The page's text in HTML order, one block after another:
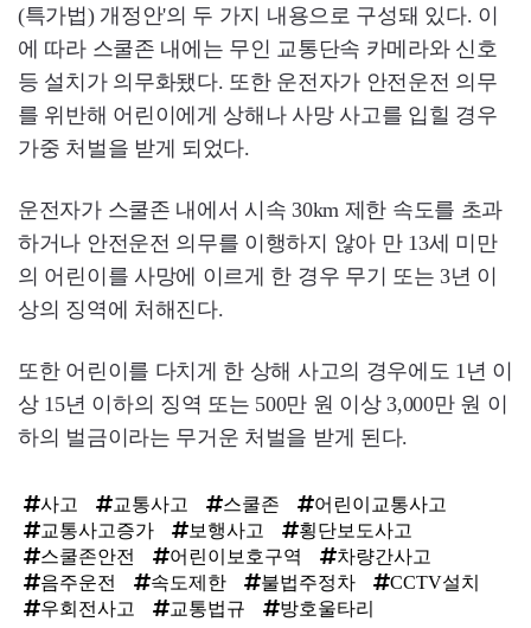
(특가법) 개정안'의 두 가지 내용으로 구성돼 있다. 이
에 따라 스쿨존 내에는 무인 교통단속 카메라와 신호
등 설치가 의무화됐다. 또한 운전자가 안전운전 의무
를 위반해 어린이에게 상해나 사망 사고를 입힐 경우
가중 처벌을 받게 되었다.
운전자가 스쿨존 내에서 시속 30km 제한 속도를 초과
하거나 안전운전 의무를 이행하지 않아 만 13세 미만
의 어린이를 사망에 이르게 한 경우 무기 또는 3년 이
상의 징역에 처해진다.
또한 어린이를 다치게 한 상해 사고의 경우에도 1년 이
상 15년 이하의 징역 또는 500만 원 이상 3,000만 원 이
하의 벌금이라는 무거운 처벌을 받게 된다.
사고 교통사고 스쿨존
어린이교통사고
교통사고증가
보행사고
횡단보도사고
스쿨존안전
어린이보호구역
차량간사고
음주운전
속도제한 불법주정차
CCTV설치
우회전사고
교통법규 방호울타리